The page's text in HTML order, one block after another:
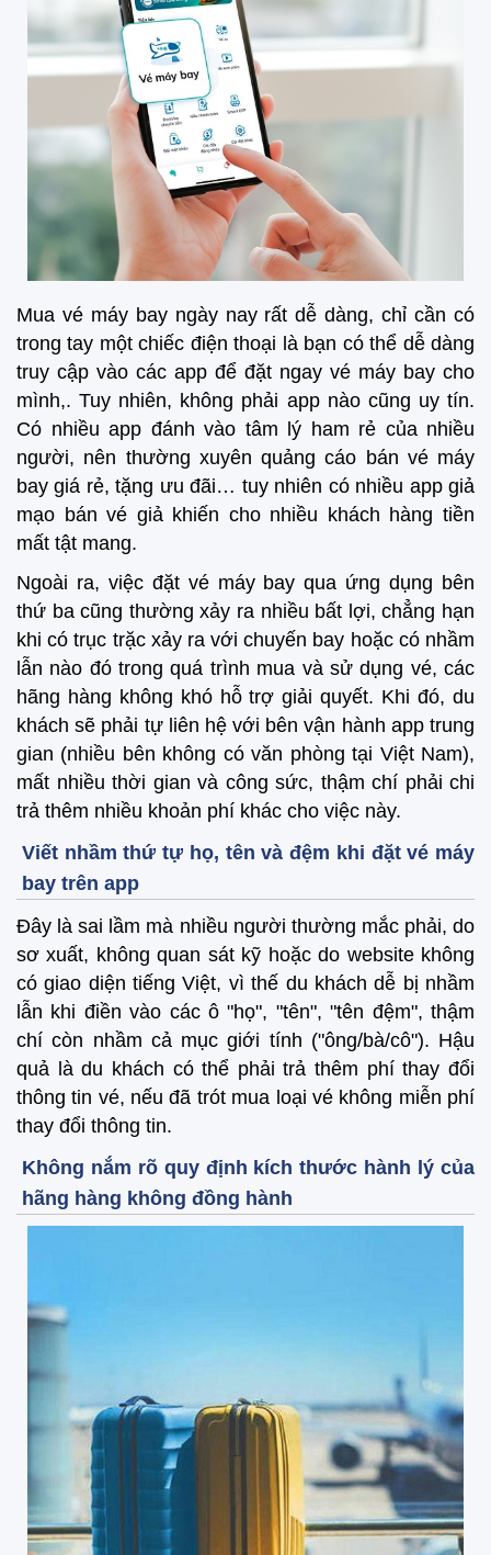
Mua vé máy bay ngày nay rất dễ dàng, chỉ cần có
trong tay một chiếc điện thoại là bạn có thể dễ dàng
truy cập vào các app để đặt ngay vé máy bay cho
mình,. Tuy nhiên, không phải app nào cũng uy tín.
Có nhiều app đánh vào tâm lý ham rẻ của nhiều
người, nên thường xuyên quảng cáo bán vé máy
bay giá rẻ, tặng ưu đãi… tuy nhiên có nhiều app giả
mạo bán vé giả khiến cho nhiều khách hàng tiền
mất tật mang.
Ngoài ra, việc đặt vé máy bay qua ứng dụng bên
thứ ba cũng thường xảy ra nhiều bất lợi, chẳng hạn
khi có trục trặc xảy ra với chuyến bay hoặc có nhầm
lẫn nào đó trong quá trình mua và sử dụng vé, các
hãng hàng không khó hỗ trợ giải quyết. Khi đó, du
khách sẽ phải tự liên hệ với bên vận hành app trung
gian (nhiều bên không có văn phòng tại Việt Nam),
mất nhiều thời gian và công sức, thậm chí phải chi
trả thêm nhiều khoản phí khác cho việc này.
Viết nhầm thứ tự họ, tên và đệm khi đặt vé máy
bay trên app
Đây là sai lầm mà nhiều người thường mắc phải, do
sơ xuất, không quan sát kỹ hoặc do website không
có giao diện tiếng Việt, vì thế du khách dễ bị nhầm
lẫn khi điền vào các ô "họ", "tên", "tên đệm", thậm
chí còn nhầm cả mục giới tính ("ông/bà/cô"). Hậu
quả là du khách có thể phải trả thêm phí thay đổi
thông tin vé, nếu đã trót mua loại vé không miễn phí
thay đổi thông tin.
Không nắm rõ quy định kích thước hành lý của
hãng hàng không đồng hành